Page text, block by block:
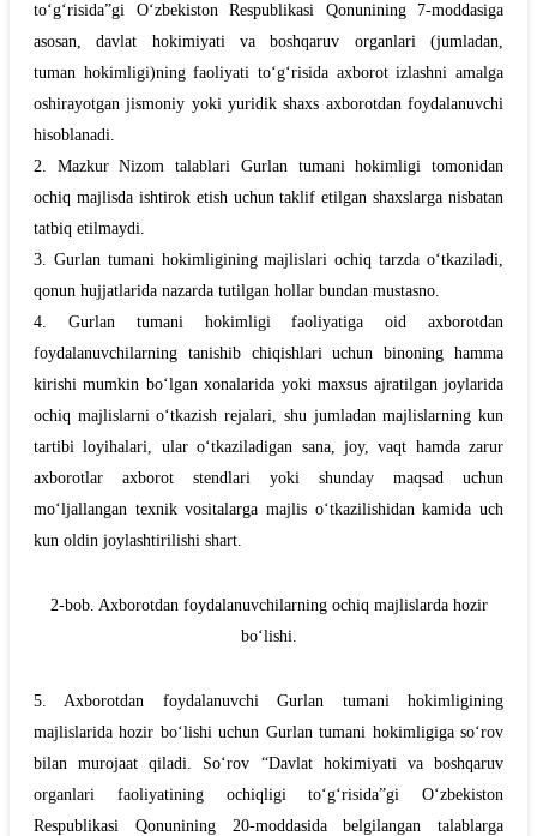
to‘g‘risida”gi O‘zbekiston Respublikasi Qonunining 7-moddasiga
asosan, davlat hokimiyati va boshqaruv organlari (jumladan,
tuman hokimligi)ning faoliyati to‘g‘risida axborot izlashni amalga
oshirayotgan jismoniy yoki yuridik shaxs axborotdan foydalanuvchi
hisoblanadi.
2. Mazkur Nizom talablari Gurlantumani hokimligi tomonidan
ochiq majlisda ishtirok etish uchun taklif etilgan shaxslarga nisbatan
tatbiq etilmaydi.
3. Gurlantumani hokimligining majlislari ochiq tarzda o‘tkaziladi,
qonun hujjatlarida nazarda tutilgan hollar bundan mustasno.
4. Gurlantumani hokimligi faoliyatiga oid axborotdan
foydalanuvchilarning tanishib chiqishlari uchun binoning hamma
kirishi mumkin bo‘lgan xonalarida yoki maxsus ajratilgan joylarida
ochiq majlislarni o‘tkazish rejalari, shu jumladan majlislarning kun
tartibi loyihalari, ular o‘tkaziladigan sana, joy, vaqt hamda zarur
axborotlar axborot stendlari yoki shunday maqsad uchun
mo‘ljallangan texnik vositalarga majlis o‘tkazilishidan kamida uch
kun oldin joylashtirilishi shart.
2-bob. Axborotdan foydalanuvchilarning ochiq majlislarda hozir
bo‘lishi.
5. Axborotdan foydalanuvchiGurlan tumani hokimligining
majlislarida hozir bo‘lishi uchun Gurlantumani hokimligiga so‘rov
bilan murojaat qiladi. So‘rov “Davlat hokimiyati va boshqaruv
organlari faoliyatining ochiqligi to‘g‘risida”gi O‘zbekiston
Respublikasi Qonunining 20-moddasida belgilangan talablarga